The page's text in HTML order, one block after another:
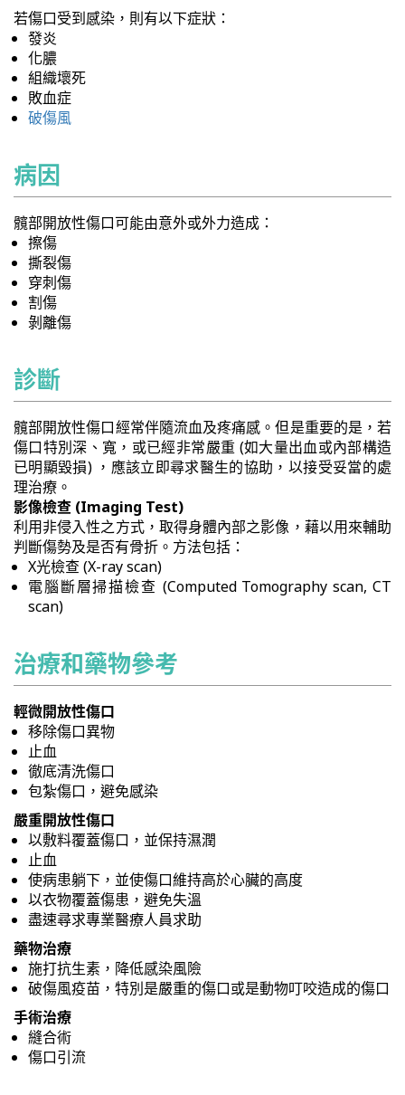
若傷口受到感染，則有以下症狀：
發炎
化膿
組織壞死
敗血症
破傷風
病因
髖部開放性傷口可能由意外或外力造成：
擦傷
撕裂傷
穿刺傷
割傷
剝離傷
診斷
髖部開放性傷口經常伴隨流血及疼痛感。但是重要的是，若
傷口特別深、寬，或已經非常嚴重 (如大量出血或內部構造
已明顯毀損) ，應該立即尋求醫生的協助，以接受妥當的處
理治療。
影像檢查 (Imaging Test)
利用非侵入性之方式，取得身體內部之影像，藉以用來輔助
判斷傷勢及是否有骨折。方法包括：
X光檢查 (X-ray scan)
電腦斷層掃描檢查 (Computed Tomography scan, CT
scan)
治療和藥物參考
輕微開放性傷口
移除傷口異物
止血
徹底清洗傷口
包紮傷口，避免感染
嚴重開放性傷口
以敷料覆蓋傷口，並保持濕潤
止血
使病患躺下，並使傷口維持高於心臟的高度
以衣物覆蓋傷患，避免失溫
盡速尋求專業醫療人員求助
藥物治療
施打抗生素，降低感染風險
破傷風疫苗，特別是嚴重的傷口或是動物叮咬造成的傷口
手術治療
縫合術
傷口引流